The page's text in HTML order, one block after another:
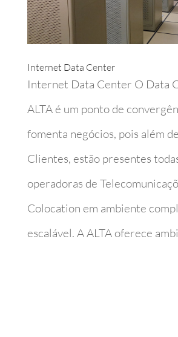
Internet Data Center
Internet Data Center O Data
ALTA é um ponto de
fomenta negócios, pois além
Clientes, estão presentes
operadoras de
Colocation em ambiente
escalável. A ALTA oferece